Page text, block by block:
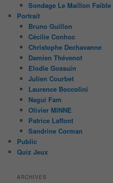
Sondage Le Maillon Faible
Portrait
Bruno Guillon
Cécilie Conhoc
Christophe Dechavanne
Damien Thévenot
Elodie Gossuin
Julien Courbet
Laurence Boccolini
Nagui Fam
Olivier MINNE
Patrice Laffont
Sandrine Corman
Public
Quiz Jeux
ARCHIVES